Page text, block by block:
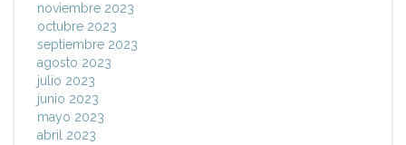
noviembre 2023
octubre 2023
septiembre 2023
agosto 2023
julio 2023
junio 2023
mayo 2023
abril 2023